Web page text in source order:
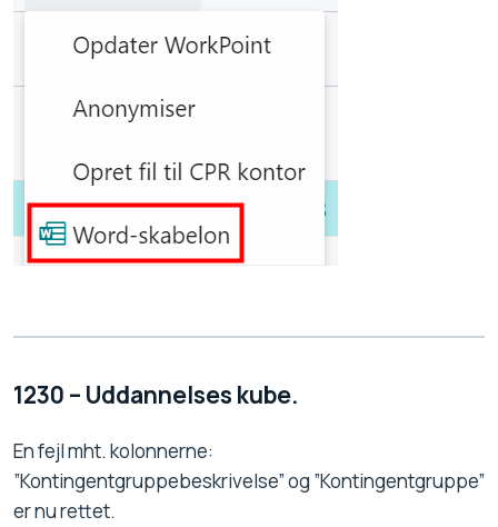
1230 – Uddannelses kube.
En fejl mht. kolonnerne:
”Kontingentgruppebeskrivelse” og ”Kontingentgruppe”
er nu rettet.